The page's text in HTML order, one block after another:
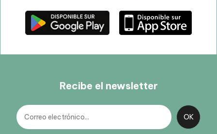
Recibe el newsletter